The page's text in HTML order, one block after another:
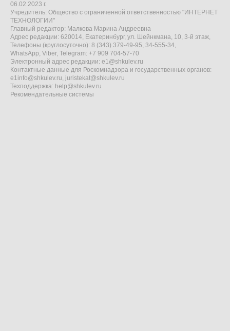
06.02.2023 г.
Учредитель: Общество с ограниченной ответственностью "ИНТЕРНЕТ
ТЕХНОЛОГИИ"
Главный редактор: Малкова Марина Андреевна
Адрес редакции: 620014, Екатеринбург, ул. Шейнкмана, 10, 3-й этаж,
Телефоны (круглосуточно): 8 (343) 379-49-95, 34-555-34,
WhatsApp, Viber, Telegram: +7 909 704-57-70
Электронный адрес редакции: e1@shkulev.ru
Контактные данные для Роскомнадзора и государственных органов:
e1info@shkulev.ru, juristekat@shkulev.ru
Техподдержка: help@shkulev.ru
Рекомендательные системы